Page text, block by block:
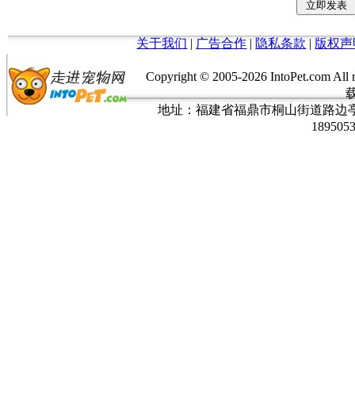
关于我们 | 广告合作 | 隐私条款 | 版权
Copyright © 2005-2026 IntoPet.com
地址：福建省福鼎市桐山街道路边